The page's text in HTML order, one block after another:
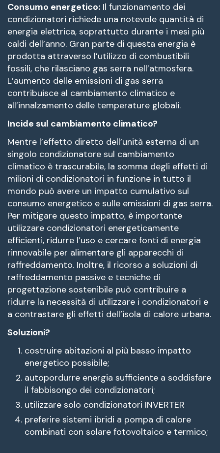
Consumo energetico: Il funzionamento dei
condizionatori richiede una notevole quantità di
energia elettrica, soprattutto durante i mesi più
caldi dell’anno. Gran parte di questa energia è
prodotta attraverso l’utilizzo di combustibili
fossili, che rilasciano gas serra nell’atmosfera.
L’aumento delle emissioni di gas serra
contribuisce al cambiamento climatico e
all’innalzamento delle temperature globali.
Incide sul cambiamento climatico?
Mentre l’effetto diretto dell’unità esterna di un
singolo condizionatore sul cambiamento
climatico è trascurabile, la somma degli effetti di
milioni di condizionatori in funzione in tutto il
mondo può avere un impatto cumulativo sul
consumo energetico e sulle emissioni di gas serra.
Per mitigare questo impatto, è importante
utilizzare condizionatori energeticamente
efficienti, ridurre l’uso e cercare fonti di energia
rinnovabile per alimentare gli apparecchi di
raffreddamento. Inoltre, il ricorso a soluzioni di
raffreddamento passive e tecniche di
progettazione sostenibile può contribuire a
ridurre la necessità di utilizzare i condizionatori e
a contrastare gli effetti dell’isola di calore urbana.
Soluzioni?
costruire abitazioni al più basso impatto
energetico possibile;
autopordurre energia sufficiente a soddisfare
il fabbisongo dei condizionatori;
utilizzare solo condizionatori INVERTER
preferire sistemi ibridi a pompa di calore
combinati con solare fotovoltaico e termico;